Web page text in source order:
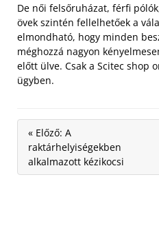
De női felsőruházat, férfi
övek szintén fellelhetőek a
elmondható, hogy minden
méghozzá nagyon
előtt ülve. Csak a Scitec shop
ügyben.
« Előző: A
raktárhelyiségekben
alkalmazott kézikocsi